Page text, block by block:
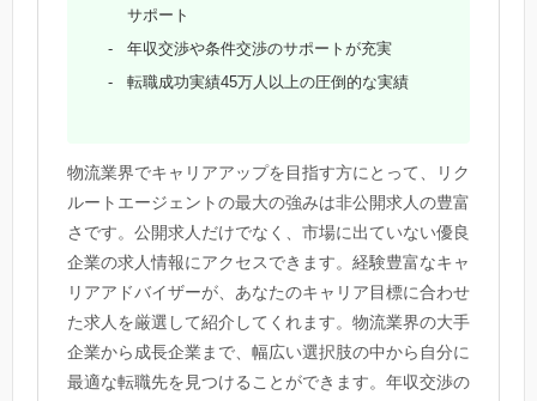
サポート
年収交渉や条件交渉のサポートが充実
転職成功実績45万人以上の圧倒的な実績
物流業界でキャリアアップを目指す方にとって、リク
ルートエージェントの最大の強みは非公開求人の豊富
さです。公開求人だけでなく、市場に出ていない優良
企業の求人情報にアクセスできます。経験豊富なキャ
リアアドバイザーが、あなたのキャリア目標に合わせ
た求人を厳選して紹介してくれます。物流業界の大手
企業から成長企業まで、幅広い選択肢の中から自分に
最適な転職先を見つけることができます。年収交渉の